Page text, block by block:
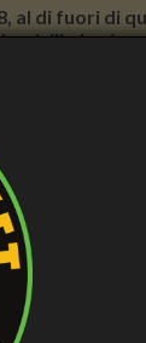
di fuori di
in
Olio